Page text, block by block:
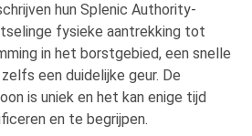
hun Splenic Authority-
fysieke aantrekking tot
in het borstgebied, een snelle
een duidelijke geur. De
is uniek en het kan enige tijd
en te begrijpen.